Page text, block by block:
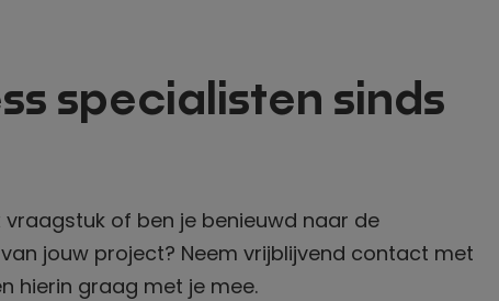
specialisten sinds
vraagstuk of ben je benieuwd naar de
jouw project? Neem vrijblijvend contact met
hierin graag met je mee.